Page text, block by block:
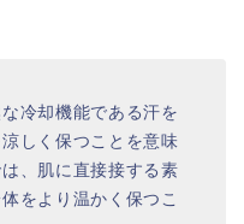
冷却機能である汗を
しく保つことを意味
、肌に直接接する素
をより温かく保つこ